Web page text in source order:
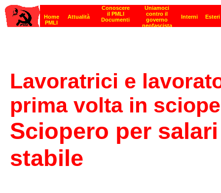
Lavoratrici e
prima volta in
Sciopero per
stabile